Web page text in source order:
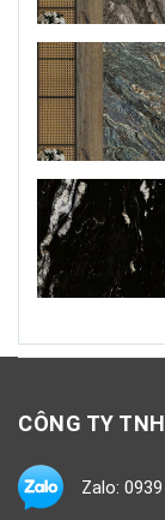
CÔNG TY
Zalo: